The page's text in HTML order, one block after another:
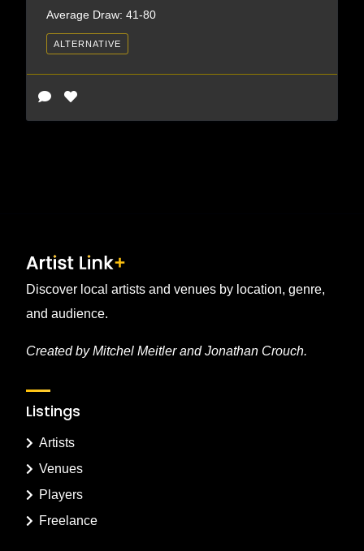
Average Draw: 41-80
ALTERNATIVE
Discover local artists and venues by location, genre,
and audience.
Created by Mitchel Meitler and Jonathan Crouch.
Listings
Artists
Venues
Players
Freelance